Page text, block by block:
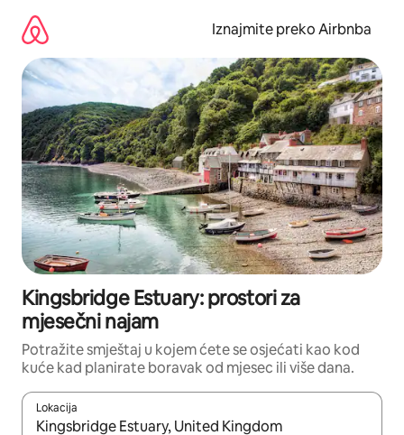
sadržaj
Iznajmite preko Airbnba
Kingsbridge Estuary: prostori za
mjesečni najam
Potražite smještaj u kojem ćete se osjećati kao kod
kuće kad planirate boravak od mjesec ili više dana.
Lokacija
Kada budu dostupni rezultati, moći ćete ih pregledati